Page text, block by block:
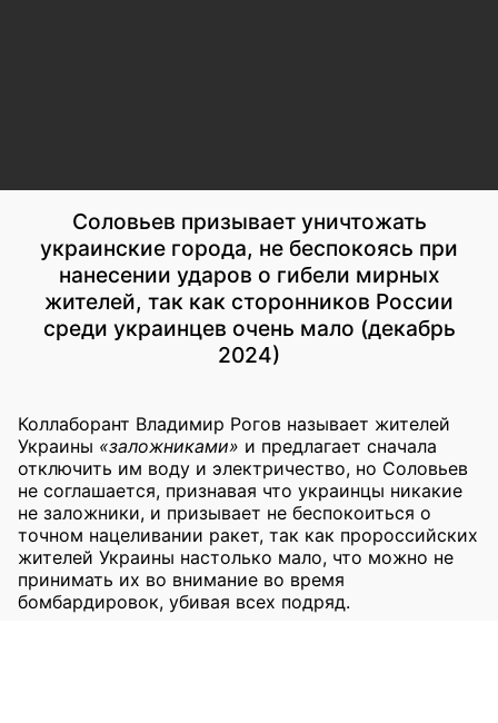
Соловьев призывает уничтожать
украинские города, не беспокоясь при
нанесении ударов о гибели мирных
жителей, так как сторонников России
среди украинцев очень мало (декабрь
2024)
Коллаборант Владимир Рогов называет жителей
Украины «заложниками» и предлагает сначала
отключить им воду и электричество, но Соловьев
не соглашается, признавая что украинцы никакие
не заложники, и призывает не беспокоиться о
точном нацеливании ракет, так как пророссийских
жителей Украины настолько мало, что можно не
принимать их во внимание во время
бомбардировок, убивая всех подряд.